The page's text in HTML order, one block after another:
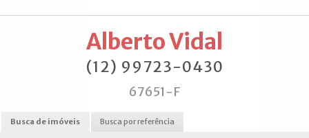
Alberto Vidal
(12) 99723-0430
67651-F
Busca de imóveis Busca por referência